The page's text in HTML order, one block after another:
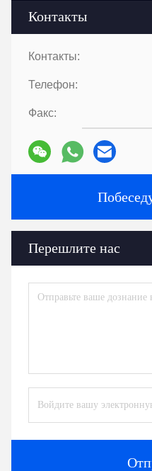
Контакты
Контакты:
Телефон:
Факс:
Перешлите нас